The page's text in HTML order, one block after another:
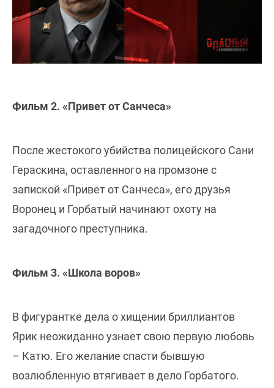
Фильм 2. «Привет от Санчеса»
После жестокого убийства полицейского Сани
Гераскина, оставленного на промзоне с
запиской «Привет от Санчеса», его друзья
Воронец и Горбатый начинают охоту на
загадочного преступника.
Фильм 3. «Школа воров»
В фигурантке дела о хищении бриллиантов
Ярик неожиданно узнает свою первую любовь
– Катю. Его желание спасти бывшую
возлюбленную втягивает в дело Горбатого.